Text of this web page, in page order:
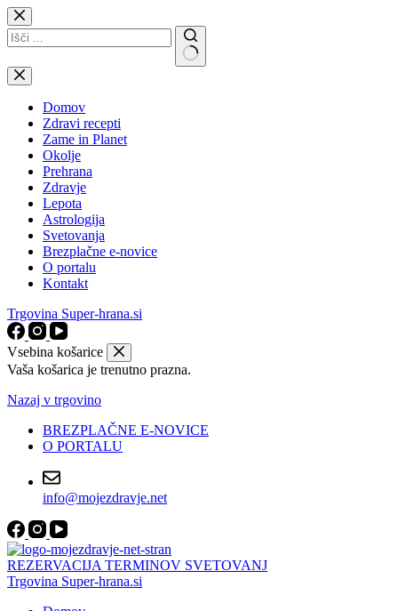
Skip
to
content
No
results
Domov
Zdravi recepti
Zame in Planet
Okolje
Prehrana
Zdravje
Lepota
Astrologija
Svetovanja
Brezplačne e-novice
O portalu
Kontakt
Trgovina Super-hrana.si
Vsebina košarice
Vaša košarica je trenutno prazna.
Nazaj v trgovino
BREZPLAČNE E-NOVICE
O PORTALU
info@mojezdravje.net
REZERVACIJA TERMINOV SVETOVANJ
Trgovina Super-hrana.si